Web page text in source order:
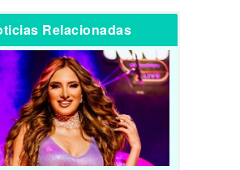
Relacionadas